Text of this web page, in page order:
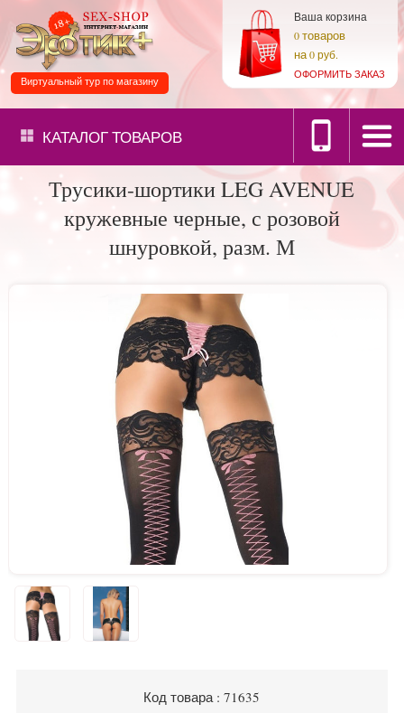
Ваша корзина
0товаров
на0 руб.
ОФОРМИТЬ ЗАКАЗ
Виртуальный тур по магазину
КАТАЛОГТОВАРОВ
Трусики-шортики LEG AVENUE
кружевные черные, с розовой
шнуровкой, разм. М
Код товара : 71635